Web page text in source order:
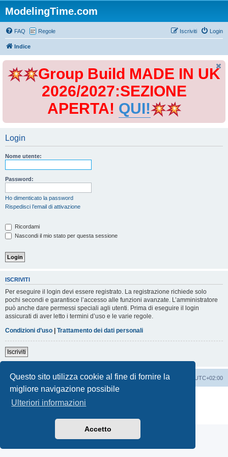
Questo sito utilizza cookie al fine di fornire la
migliore navigazione possibile
Ulteriori informazioni
Accetto
ModelingTime.com
FAQ Regole Login
Iscriviti
Indice
Group Build MADE IN UK
2026/2027:SEZIONE
APERTA! QUI!
Login
Nome utente:
Password:
Ho dimenticato la password
Rispedisci l’email di attivazione
Ricordami
Nascondi il mio stato per questa sessione
ISCRIVITI
Per eseguire il login devi essere registrato. La registrazione richiede solo
pochi secondi e garantisce l’accesso alle funzioni avanzate. L’amministratore
può anche dare permessi speciali agli utenti. Prima di eseguire il login
assicurati di aver letto i termini d’uso e le varie regole.
Condizioni d’uso | Trattamento dei dati personali
Iscriviti
Indice Tutti gli orari sono UTC+02:00
Cancella cookie
Contattaci
Traduzione Italiana